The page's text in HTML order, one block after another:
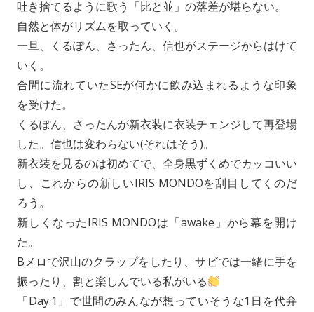
吐き捨てるように歌う「比と並」の落差が堪らない。
自然と体がリズムを取っていく。
一旦、くるぽん、さったん、信也がステージからはけて
いく。
合間に流れていたSEが何かに飲み込まれるような印象
を受けた。
くるぽん、さったんが新衣装に衣装チェンジして再登場
した。信也は変わらない(それはそう)。
新衣装を見るのは初めてで、全身黒ずくめでカッコいい
し、これからの新しいIRIS MONDOを刮目してくのだ
ろう。
新しくなったIRIS MONDOは「awake」から幕を開け
た。
Bメロで沢山のクラップをしたり、サビでは一緒に手を
振ったり、割と楽しんでいる私がいる
「Day.1」で世間のみんなが想っていそうな1日を代弁